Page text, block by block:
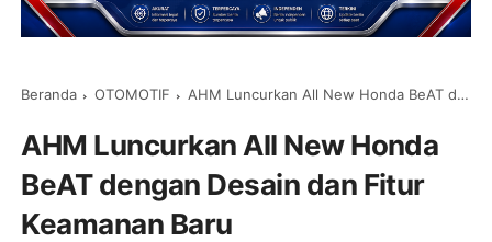
Beranda OTOMOTIF AHM Luncurkan All New Honda BeAT dengan Desain dan Fitur Keamanan Baru
AHM Luncurkan All New Honda
BeAT dengan Desain dan Fitur
Keamanan Baru